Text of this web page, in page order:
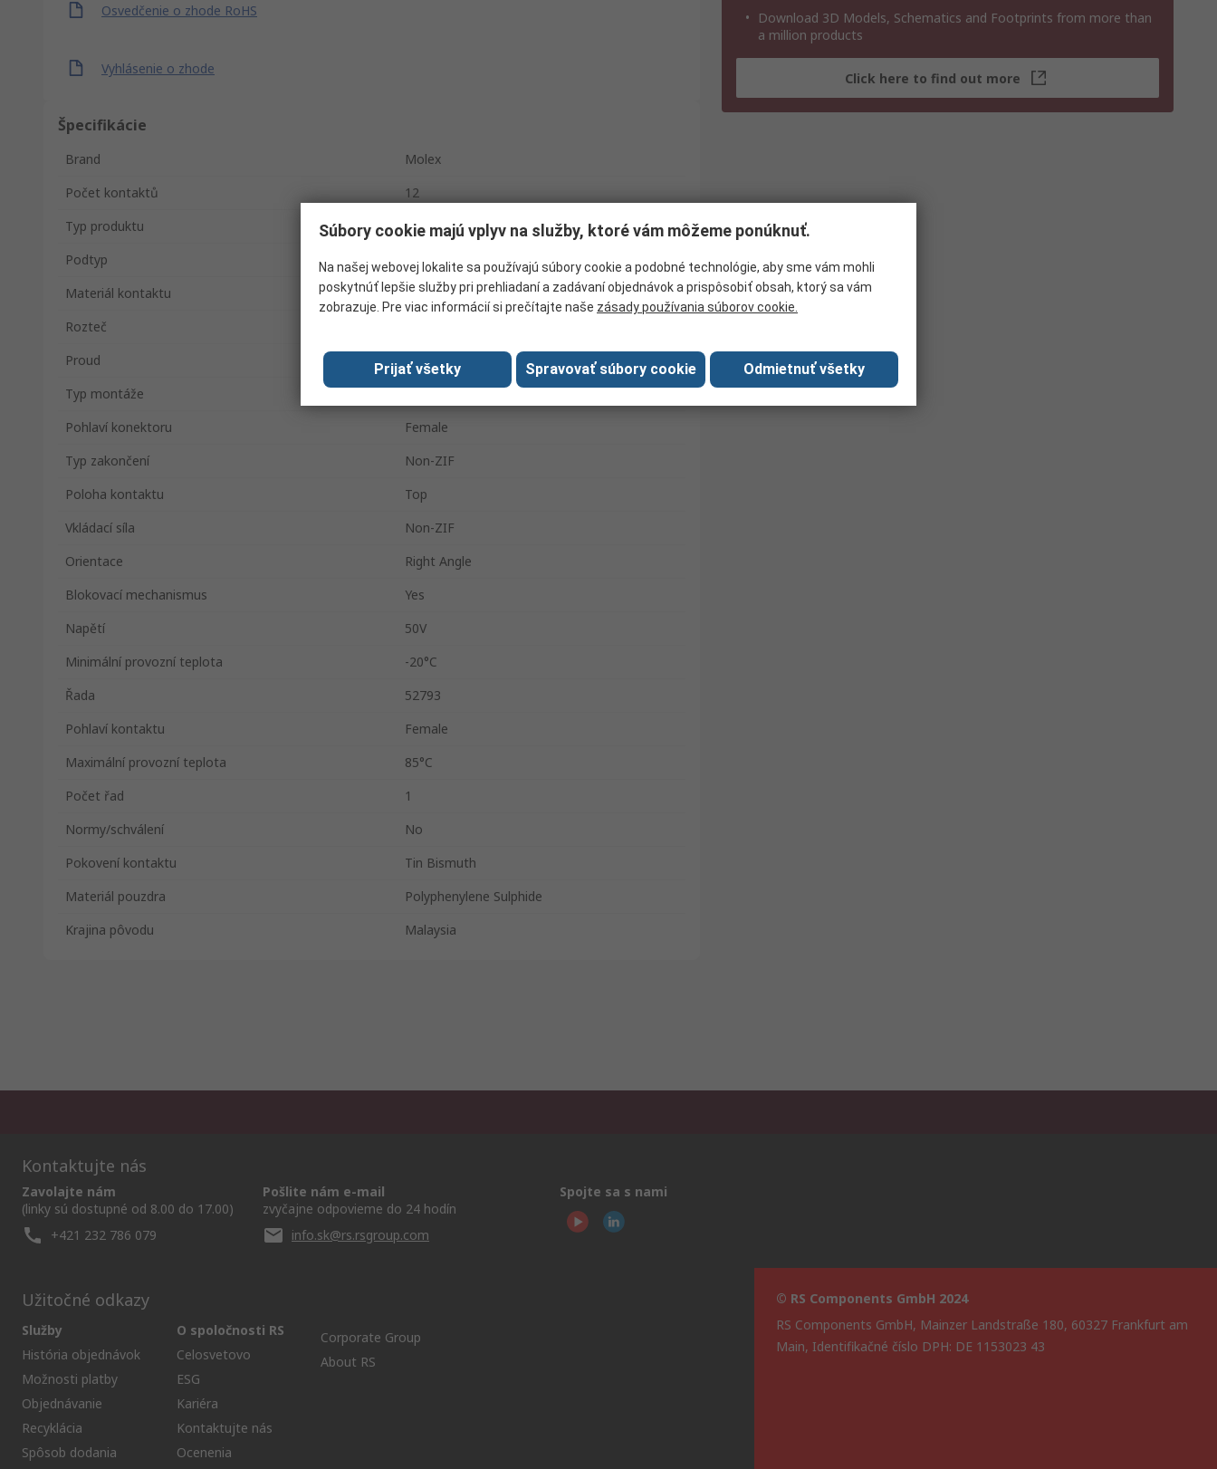
Osvedčenie o zhode RoHS
Vyhlásenie o zhode
Špecifikácie
Brand
Molex
Počet kontaktů
12
Typ produktu
Konektor FPC
Podtyp
Snadno připojitelný konektor FFC/FPC
Materiál kontaktu
Phosphor Bronze
Rozteč
Proud
500mA
Typ montáže
Surface
Pohlaví konektoru
Female
Typ zakončení
Non-ZIF
Poloha kontaktu
Top
Vkládací síla
Non-ZIF
Orientace
Right Angle
Blokovací mechanismus
Yes
Napětí
50V
Minimální provozní teplota
-20°C
Řada
52793
Pohlaví kontaktu
Female
Maximální provozní teplota
85°C
Počet řad
1
Normy/schválení
No
Pokovení kontaktu
Tin Bismuth
Materiál pouzdra
Polyphenylene Sulphide
Krajina pôvodu
Malaysia
Download 3D Models, Schematics and Footprints from more than
a million products
Click here to find out more
Kontaktujte nás
Zavolajte nám
(linky sú dostupné od 8.00 do 17.00)
+421 232 786 079
Pošlite nám e-mail
zvyčajne odpovieme do 24 hodín
info.sk@rs.rsgroup.com
Spojte sa s nami
Užitočné odkazy
Služby
História objednávok
Možnosti platby
Objednávanie
Recyklácia
Spôsob dodania
O spoločnosti RS
Celosvetovo
ESG
Kariéra
Kontaktujte nás
Ocenenia
Corporate Group
About RS
© RS Components GmbH 2024
RS Components GmbH, Mainzer Landstraße 180, 60327 Frankfurt am
Main, Identifikačné číslo DPH: DE 1153023 43
Súbory cookie majú vplyv na služby, ktoré vám môžeme ponúknuť.
Na našej webovej lokalite sa používajú súbory cookie a podobné technológie, aby sme vám mohli
poskytnúť lepšie služby pri prehliadaní a zadávaní objednávok a prispôsobiť obsah, ktorý sa vám
zobrazuje. Pre viac informácií si prečítajte naše zásady používania súborov cookie.
Prijať všetky Spravovať súbory cookie Odmietnuť všetky